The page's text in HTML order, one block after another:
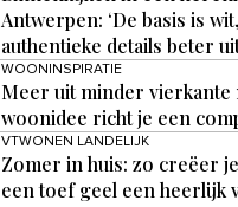
Antwerpen: ‘De basis is
authentieke details beter
WOONINSPIRATIE
Meer uit minder vierkante
woonidee richt je een
VTWONEN LANDELIJK
Zomer in huis: zo creëer
een toef geel een heerlijk